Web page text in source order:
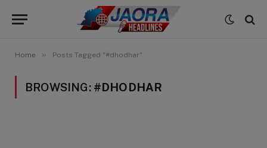
Home » Posts Tagged "#dhodhar"
BROWSING: #DHODHAR